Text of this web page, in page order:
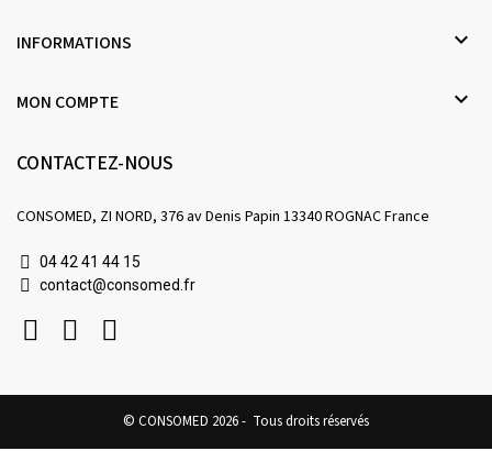
INFORMATIONS 
MON COMPTE 
CONTACTEZ-NOUS
CONSOMED, ZI NORD, 376 av Denis Papin 13340 ROGNAC France
04 42 41 44 15
contact@consomed.fr
© CONSOMED 2026 - Tous droits réservés